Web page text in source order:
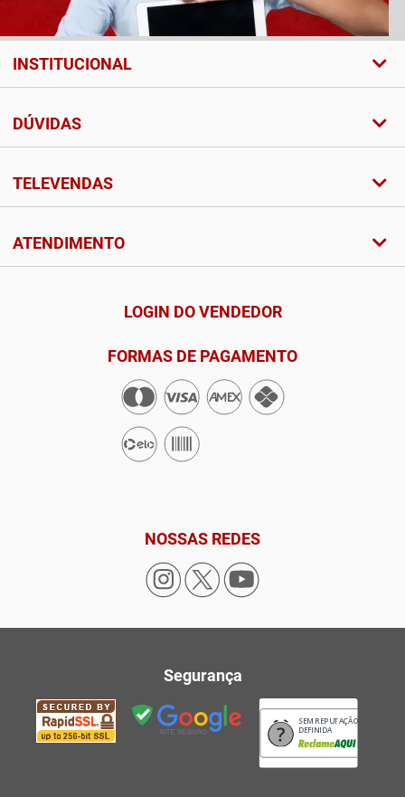
INSTITUCIONAL
DÚVIDAS
TELEVENDAS
ATENDIMENTO
LOGIN DO VENDEDOR
FORMAS DE PAGAMENTO
NOSSAS REDES
Segurança
SEM REPUTAÇÃO
DEFINIDA